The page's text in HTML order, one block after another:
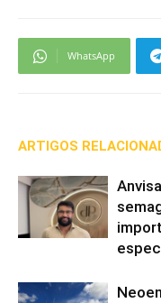
WhatsApp
ARTIGOS